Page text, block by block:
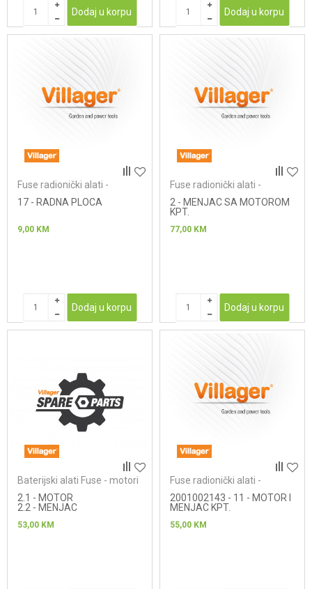
Dodaj u korpu Dodaj u korpu
Fuse radionički alati -
17 - RADNA PLOCA
9,00 KM
Dodaj u korpu
Fuse radionički alati -
2 - MENJAC SA MOTOROM
KPT.
77,00 KM
Dodaj u korpu
Baterijski alati Fuse - motori
2.1 - MOTOR
2.2 - MENJAC
53,00 KM
Fuse radionički alati -
2001002143 - 11 - MOTOR I
MENJAC KPT.
55,00 KM